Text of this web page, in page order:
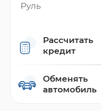
Руль
Рассчитать
кредит
Обменять
автомобиль